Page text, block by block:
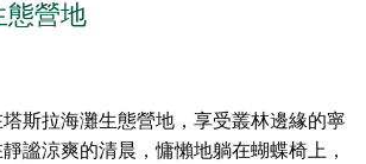
態營地
斯拉海灘生態營地，享受叢林邊緣的寧
謐涼爽的清晨，慵懶地躺在蝴蝶椅上，